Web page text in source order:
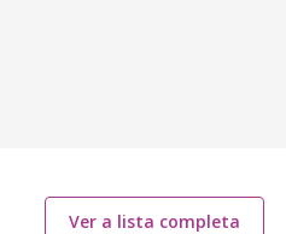
Ver a lista completa